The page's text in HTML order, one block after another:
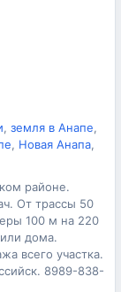
, земля в Анапе,
, Новая Анапа,
районе.
От трассы 50
100 м на 220
дома.
всего участка.
8989-838-